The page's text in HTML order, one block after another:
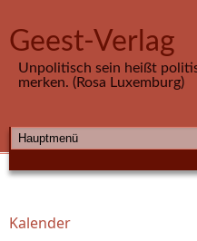
Geest-Verlag
Unpolitisch sein heißt
merken. (Rosa Luxemburg)
HAUPTMENÜ
Sie sind hier
Kalender